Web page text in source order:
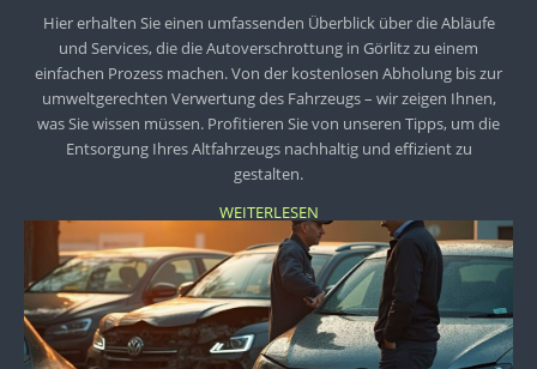
Hier erhalten Sie einen umfassenden Überblick über die Abläufe
und Services, die die Autoverschrottung in Görlitz zu einem
einfachen Prozess machen. Von der kostenlosen Abholung bis zur
umweltgerechten Verwertung des Fahrzeugs – wir zeigen Ihnen,
was Sie wissen müssen. Profitieren Sie von unseren Tipps, um die
Entsorgung Ihres Altfahrzeugs nachhaltig und effizient zu
gestalten.
WEITERLESEN